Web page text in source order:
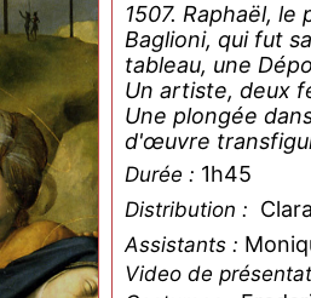
1507. Raphaël,
Baglioni, qui fut
tableau, une
Un artiste, deux
Une plongée
d'œuvre
Durée : 1h45
Distribution :
Assistants :
Video de